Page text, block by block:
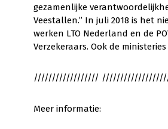
gezamenlijke
Veestallen.” In juli 2018 is het
werken LTO Nederland en de
Verzekeraars. Ook de
//////////////////
Meer informatie: